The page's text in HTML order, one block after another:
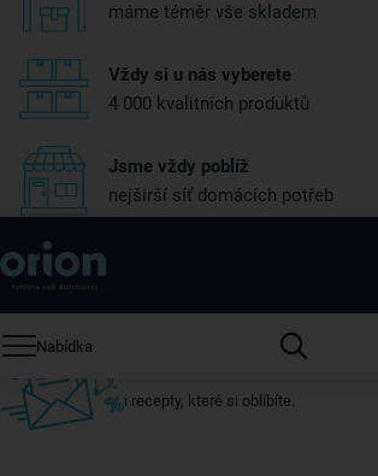
máme téměr vše skladem
Vždy si u nás vyberete
4 000 kvalitních produktů
Jsme vždy poblíž
nejširší síť domácích potřeb
Nabídka
Získejte rady, recepty a tipy na
ostatní
Přihlaste se k odběru našeho newsletteru.
i recepty, které si oblíbíte.